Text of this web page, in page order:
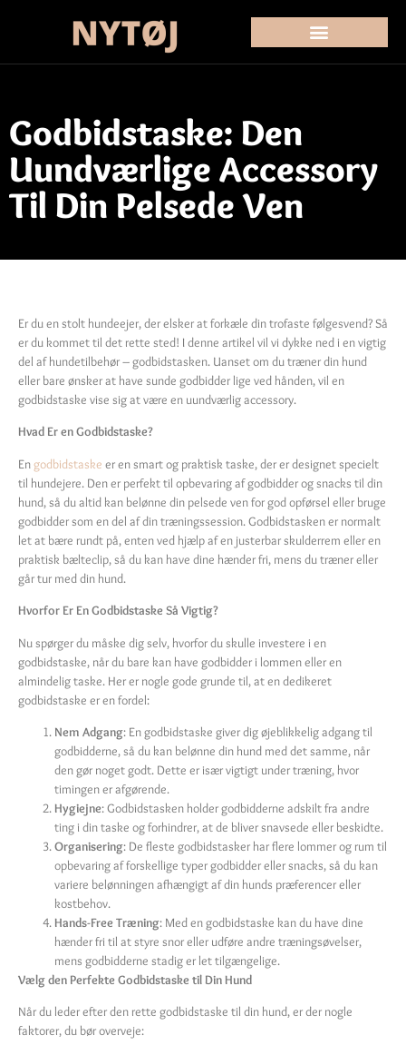
Godbidstaske: Den
Uundværlige Accessory
Til Din Pelsede Ven
Er du en stolt hundeejer, der elsker at forkæle din trofaste følgesvend? Så
er du kommet til det rette sted! I denne artikel vil vi dykke ned i en vigtig
del af hundetilbehør – godbidstasken. Uanset om du træner din hund
eller bare ønsker at have sunde godbidder lige ved hånden, vil en
godbidstaske vise sig at være en uundværlig accessory.
Hvad Er en Godbidstaske?
Engodbidstaske er en smart og praktisk taske, der er designet specielt
til hundejere. Den er perfekt til opbevaring af godbidder og snacks til din
hund, så du altid kan belønne din pelsede ven for god opførsel eller bruge
godbidder som en del af din træningssession. Godbidstasken er normalt
let at bære rundt på, enten ved hjælp af en justerbar skulderrem eller en
praktisk bælteclip, så du kan have dine hænder fri, mens du træner eller
går tur med din hund.
Hvorfor Er En Godbidstaske Så Vigtig?
Nu spørger du måske dig selv, hvorfor du skulle investere i en
godbidstaske, når du bare kan have godbidder i lommen eller en
almindelig taske. Her er nogle gode grunde til, at en dedikeret
godbidstaske er en fordel:
Nem Adgang: En godbidstaske giver dig øjeblikkelig adgang til
godbidderne, så du kan belønne din hund med det samme, når
den gør noget godt. Dette er især vigtigt under træning, hvor
timingen er afgørende.
Hygiejne: Godbidstasken holder godbidderne adskilt fra andre
ting i din taske og forhindrer, at de bliver snavsede eller beskidte.
Organisering: De fleste godbidstasker har flere lommer og rum til
opbevaring af forskellige typer godbidder eller snacks, så du kan
variere belønningen afhængigt af din hunds præferencer eller
kostbehov.
Hands-Free Træning: Med en godbidstaske kan du have dine
hænder fri til at styre snor eller udføre andre træningsøvelser,
mens godbidderne stadig er let tilgængelige.
Vælg den Perfekte Godbidstaske til Din Hund
Når du leder efter den rette godbidstaske til din hund, er der nogle
faktorer, du bør overveje: